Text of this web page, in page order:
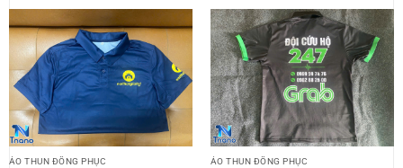
ÁO THUN ĐỒNG PHỤC ÁO THUN ĐỒNG PHỤC